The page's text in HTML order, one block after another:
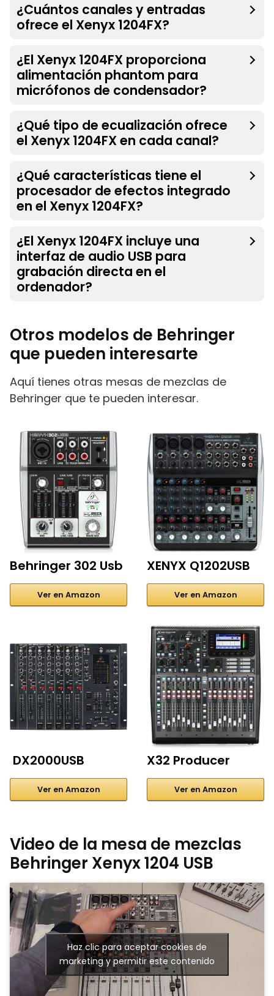
¿Cuántos canales y entradas
ofrece el Xenyx 1204FX?
¿El Xenyx 1204FX proporciona
alimentación phantom para
micrófonos de condensador?
¿Qué tipo de ecualización ofrece
el Xenyx 1204FX en cada canal?
¿Qué características tiene el
procesador de efectos integrado
en el Xenyx 1204FX?
¿El Xenyx 1204FX incluye una
interfaz de audio USB para
grabación directa en el
ordenador?
Otros modelos de Behringer
que pueden interesarte
Aquí tienes otras mesas de mezclas de
Behringer que te pueden interesar.
Behringer 302 Usb
Ver en Amazon
XENYX Q1202USB
Ver en Amazon
DX2000USB
Ver en Amazon
X32 Producer
Ver en Amazon
Video de la mesa de mezclas
Behringer Xenyx 1204 USB
Haz clic para aceptar cookies de
marketing y permitir este contenido